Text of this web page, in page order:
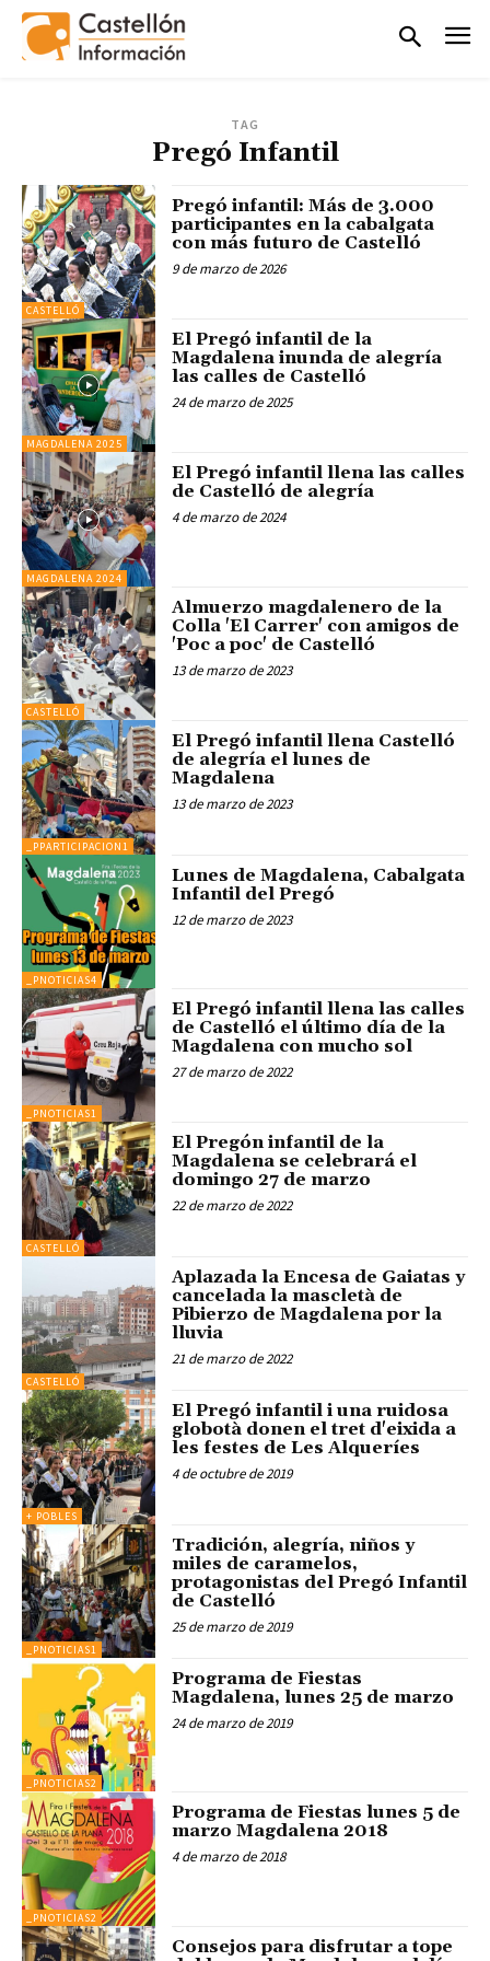
TAG
Pregó Infantil
CASTELLÓ
Pregó infantil: Más de 3.000
participantes en la cabalgata
con más futuro de Castelló
9 de marzo de 2026
MAGDALENA 2025
El Pregó infantil de la
Magdalena inunda de alegría
las calles de Castelló
24 de marzo de 2025
MAGDALENA 2024
El Pregó infantil llena las calles
de Castelló de alegría
4 de marzo de 2024
CASTELLÓ
Almuerzo magdalenero de la
Colla 'El Carrer' con amigos de
'Poc a poc' de Castelló
13 de marzo de 2023
_PPARTICIPACION1
El Pregó infantil llena Castelló
de alegría el lunes de
Magdalena
13 de marzo de 2023
_PNOTICIAS4
Lunes de Magdalena, Cabalgata
Infantil del Pregó
12 de marzo de 2023
_PNOTICIAS1
El Pregó infantil llena las calles
de Castelló el último día de la
Magdalena con mucho sol
27 de marzo de 2022
CASTELLÓ
El Pregón infantil de la
Magdalena se celebrará el
domingo 27 de marzo
22 de marzo de 2022
CASTELLÓ
Aplazada la Encesa de Gaiatas y
cancelada la mascletà de
Pibierzo de Magdalena por la
lluvia
21 de marzo de 2022
+ POBLES
El Pregó infantil i una ruidosa
globotà donen el tret d'eixida a
les festes de Les Alqueríes
4 de octubre de 2019
_PNOTICIAS1
Tradición, alegría, niños y
miles de caramelos,
protagonistas del Pregó Infantil
de Castelló
25 de marzo de 2019
_PNOTICIAS2
Programa de Fiestas
Magdalena, lunes 25 de marzo
24 de marzo de 2019
_PNOTICIAS2
Programa de Fiestas lunes 5 de
marzo Magdalena 2018
4 de marzo de 2018
Consejos para disfrutar a tope